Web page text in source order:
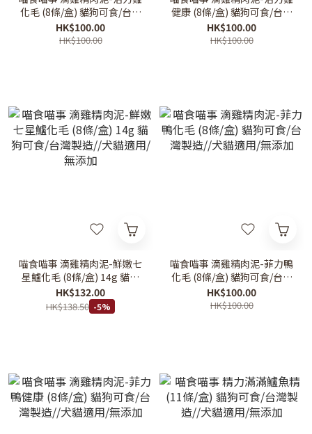
化毛 (8條/盒) 貓狗可食/台灣
製造//犬貓適用/無添加
HK$100.00
HK$100.00
健康 (8條/盒) 貓狗可食/台灣
製造//犬貓適用/無添加
HK$100.00
HK$100.00
喵食喵事 滴雞精肉泥-鮮嫩七
星鱸化毛 (8條/盒) 14g 貓狗
可食/台灣製造//犬貓適用/無
添加
HK$132.00
HK$138.50 -5%
喵食喵事 滴雞精肉泥-菲力鴨
化毛 (8條/盒) 貓狗可食/台灣
製造//犬貓適用/無添加
HK$100.00
HK$100.00